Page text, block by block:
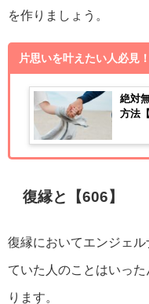
を作りましょう。
片思いを叶えたい人必見！
絶対
方法
復縁と【606】
復縁においてエンジェ
ていた人のことはいっ
ります。